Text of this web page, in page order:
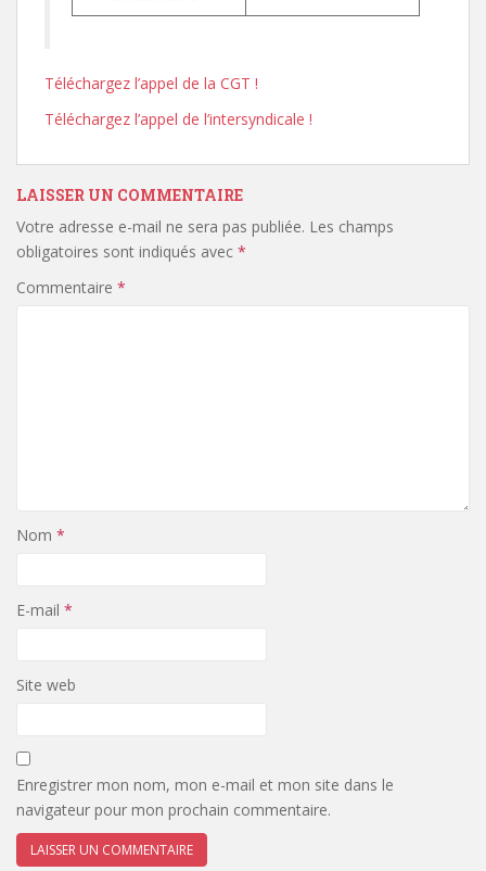
Téléchargez l’appel de la CGT !
Téléchargez l’appel de l’intersyndicale !
LAISSER UN COMMENTAIRE
Votre adresse e-mail ne sera pas publiée. Les champs
obligatoires sont indiqués avec *
Commentaire *
Nom *
E-mail *
Site web
Enregistrer mon nom, mon e-mail et mon site dans le
navigateur pour mon prochain commentaire.